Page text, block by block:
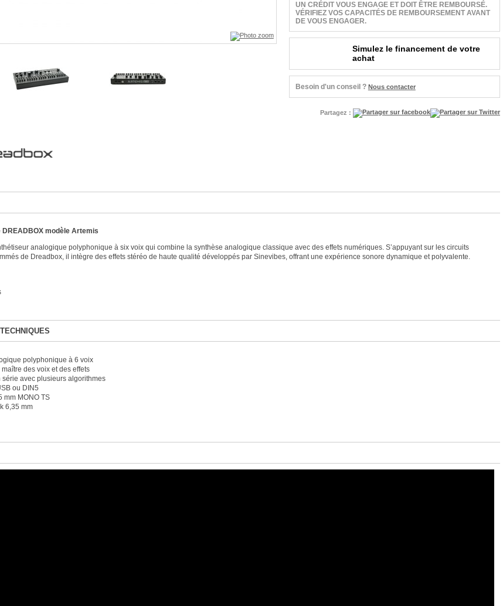
UN CRÉDIT VOUS ENGAGE ET DOIT ÊTRE REMBOURSÉ.
VÉRIFIEZ VOS CAPACITÉS DE REMBOURSEMENT AVANT
DE VOUS ENGAGER.
Simulez le financement de votre
achat
Besoin d'un conseil ? Nous contacter
Partagez :
modèle Artemis
analogique polyphonique à six voix qui combine la synthèse analogique classique avec des effets numériques. S’appuyant sur les circuits
de Dreadbox, il intègre des effets stéréo de haute qualité développés par Sinevibes, offrant une expérience sonore dynamique et polyvalente.
polyphonique à 6 voix
des voix et des effets
série avec plusieurs algorithmes
ou DIN5
mm MONO TS
6,35 mm